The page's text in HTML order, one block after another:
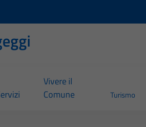
Vivere il
Comune
Turismo